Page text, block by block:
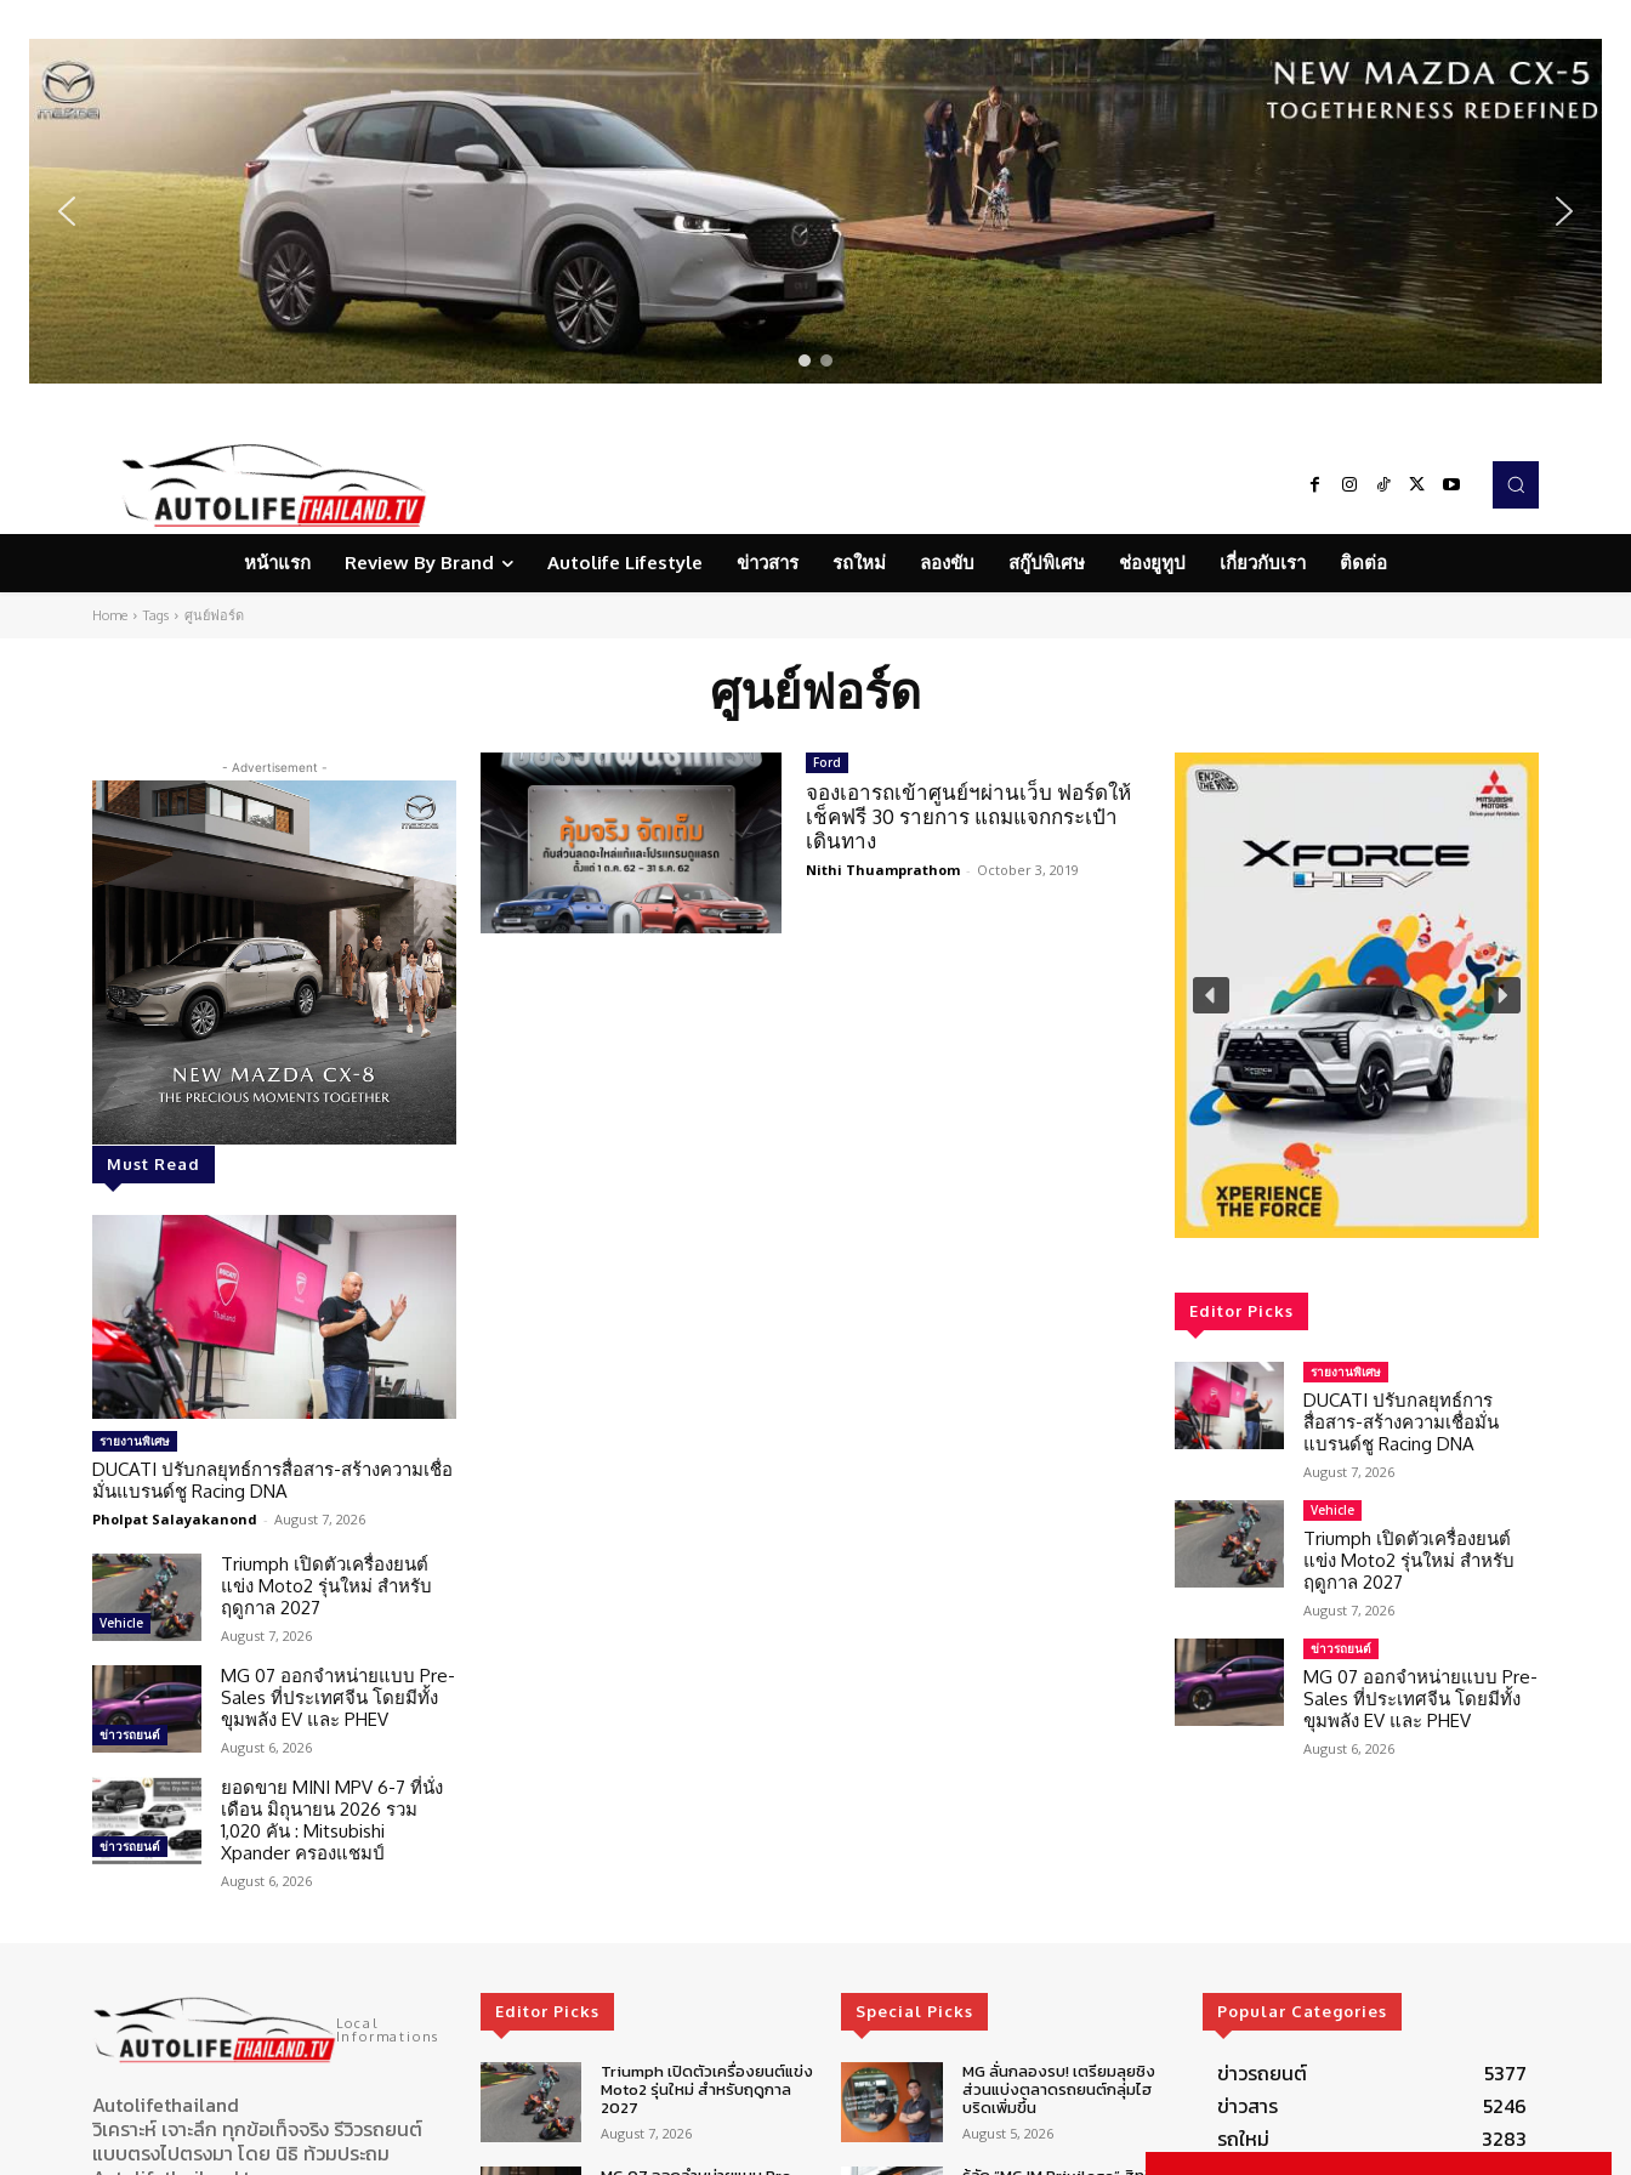
หน้าแรก Review By Brand Autolife Lifestyle ข่าวสาร รถใหม่ ลองขับ สกู๊ปพิเศษ ช่องยูทูป เกี่ยวกับเรา ติดต่อ
Home Tags ศูนย์ฟอร์ด
ศูนย์ฟอร์ด
- Advertisement -
Must Read
รายงานพิเศษ
DUCATI ปรับกลยุทธ์การสื่อสาร-สร้างความเชื่อ
มั่นแบรนด์ชู Racing DNA
Pholpat Salayakanond - August 7, 2026
Vehicle
Triumph เปิดตัวเครื่องยนต์
แข่ง Moto2 รุ่นใหม่ สำหรับ
ฤดูกาล 2027
August 7, 2026
ข่าวรถยนต์
MG 07 ออกจำหน่ายแบบ Pre-
Sales ที่ประเทศจีน โดยมีทั้ง
ขุมพลัง EV และ PHEV
August 6, 2026
ข่าวรถยนต์
ยอดขาย MINI MPV 6-7 ที่นั่ง
เดือน มิถุนายน 2026 รวม
1,020 คัน : Mitsubishi
Xpander ครองแชมป์
August 6, 2026
Ford
จองเอารถเข้าศูนย์ฯผ่านเว็บ ฟอร์ดให้
เช็คฟรี 30 รายการ แถมแจกกระเป๋า
เดินทาง
Nithi Thuamprathom - October 3, 2019
Editor Picks
รายงานพิเศษ
DUCATI ปรับกลยุทธ์การ
สื่อสาร-สร้างความเชื่อมั่น
แบรนด์ชู Racing DNA
August 7, 2026
Vehicle
Triumph เปิดตัวเครื่องยนต์
แข่ง Moto2 รุ่นใหม่ สำหรับ
ฤดูกาล 2027
August 7, 2026
ข่าวรถยนต์
MG 07 ออกจำหน่ายแบบ Pre-
Sales ที่ประเทศจีน โดยมีทั้ง
ขุมพลัง EV และ PHEV
August 6, 2026
Local
Informations
Autolifethailand
วิเคราะห์ เจาะลึก ทุกข้อเท็จจริง รีวิวรถยนต์
แบบตรงไปตรงมา โดย นิธิ ท้วมประถม
Editor Picks
Triumph เปิดตัวเครื่องยนต์แข่ง
Moto2 รุ่นใหม่ สำหรับฤดูกาล
2027
August 7, 2026
Special Picks
MG ลั่นกลองรบ! เตรียมลุยชิง
ส่วนแบ่งตลาดรถยนต์กลุ่มไฮ
บริดเพิ่มขึ้น
August 5, 2026
Popular Categories
ข่าวรถยนต์
5377
ข่าวสาร
5246
รถใหม่
3283